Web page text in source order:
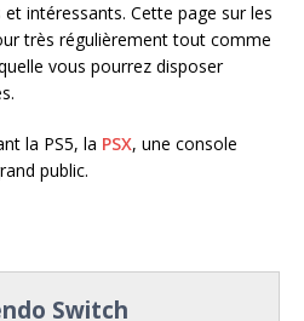
intéressants. Cette page sur les
très régulièrement tout comme
vous pourrez disposer
la PS5, la PSX, une console
public.
Switch